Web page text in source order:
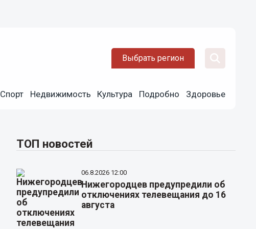
Выбрать регион
Спорт Недвижимость Культура Подробно Здоровье
ТОП новостей
06.8.2026 12:00
Нижегородцев предупредили об
отключениях телевещания до 16
августа